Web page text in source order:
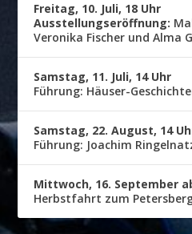
Freitag, 10. Juli, 18 Uhr
Ausstellungseröffnung:
Veronika Fischer und Alma
Samstag, 11. Juli, 14 Uhr
Führung: Häuser-
Samstag, 22. August, 14
Führung: Joachim
Mittwoch, 16. September
Herbstfahrt zum